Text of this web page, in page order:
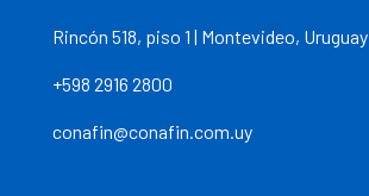
Rincón 518, piso 1 | Montevideo, Uruguay
+598 2916 2800
conafin@conafin.com.uy